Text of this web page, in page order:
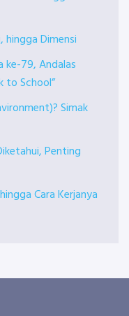
hingga Dimensi
ke-79, Andalas
to School”
Simak
Penting
Cara Kerjanya